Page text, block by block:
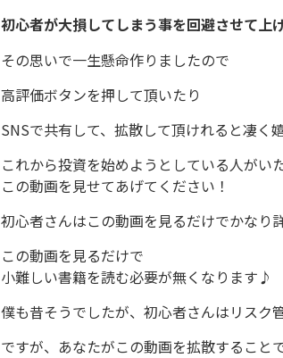
初心者が大損してしまう事を回避させて上
その思いで一生懸命作りましたので
高評価ボタンを押して頂いたり
SNSで共有して、拡散して頂けれると凄く
これから投資を始めようとしている人がいた
この動画を見せてあげてください！
初心者さんはこの動画を見るだけでかなり
この動画を見るだけで
小難しい書籍を読む必要が無くなります♪
僕も昔そうでしたが、初心者さんはリスク
ですが、あなたがこの動画を拡散すること